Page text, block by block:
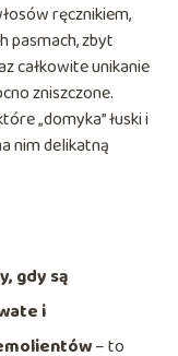
ręcznikiem,
pasmach, zbyt
całkowite unikanie
zniszczone.
„domyka” łuski i
nim delikatną
gdy są
i
– to